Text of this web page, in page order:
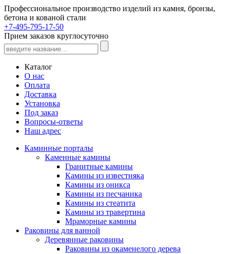
Профессиональное производство изделий из камня, бронзы,
бетона и кованой стали
+7-495-795-17-50
Прием заказов круглосуточно
Каталог
О нас
Оплата
Доставка
Установка
Под заказ
Вопросы-ответы
Наш адрес
Каминные порталы
Каменные камины
Гранитные камины
Камины из известняка
Камины из оникса
Камины из песчаника
Камины из стеатита
Камины из травертина
Мраморные камины
Раковины для ванной
Деревянные раковины
Раковины из окаменелого дерева